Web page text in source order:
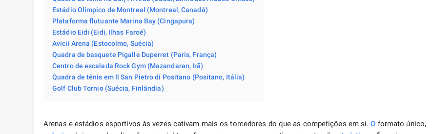
Estádio Olímpico de Montreal (Montreal, Canadá)
Plataforma flutuante Marina Bay (Cingapura)
Estádio Eidi (Eidi, Ilhas Faroé)
Avicii Arena (Estocolmo, Suécia)
Quadra de basquete Pigalle Duperret (Paris, França)
Centro de escalada Rock Gym (Mazandaran, Irã)
Quadra de tênis em Il San Pietro di Positano (Positano, Itália)
Golf Club Tornio (Suécia, Finlândia)
Arenas e estádios esportivos às vezes cativam mais os torcedores do que as competições em si.O formato único,